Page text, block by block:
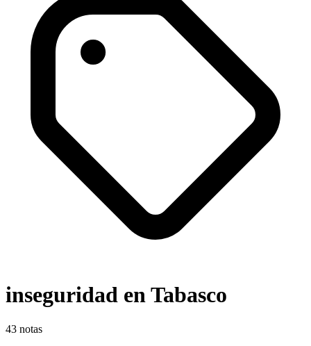
inseguridad en Tabasco
43 notas